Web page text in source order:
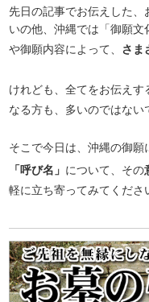
先日の記事でお伝えした
いの他、沖縄では「御願
や御願内容によって、 さま
けれども、全てをお伝えす
なる方も、多いのではない
そこで今日は、沖縄の御願
「呼び名」 について、その
軽に立ち寄ってみてくださ